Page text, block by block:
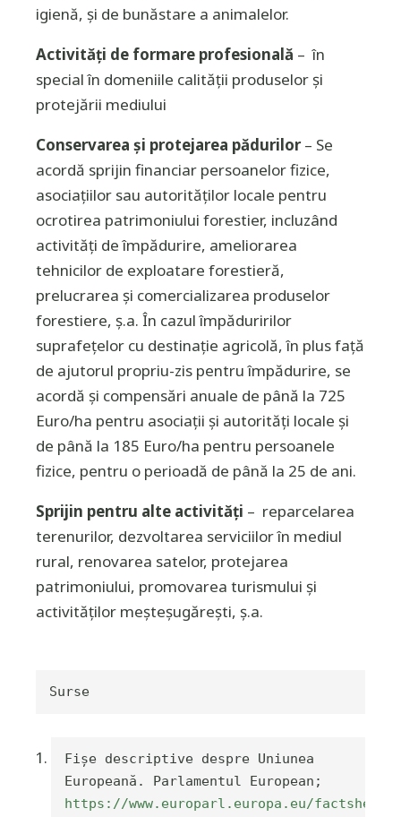
igienă, şi de bunăstare a animalelor.
Activităţi de formare profesională – în
special în domeniile calităţii produselor şi
protejării mediului
Conservarea şi protejarea pădurilor– Se
acordă sprijin financiar persoanelor fizice,
asociaţiilor sau autorităţilor locale pentru
ocrotirea patrimoniului forestier, incluzând
activităţi de împădurire, ameliorarea
tehnicilor de exploatare forestieră,
prelucrarea şi comercializarea produselor
forestiere, ş.a. În cazul împăduririlor
suprafeţelor cu destinaţie agricolă, în plus faţă
de ajutorul propriu-zis pentru împădurire, se
acordă şi compensări anuale de până la 725
Euro/ha pentru asociaţii şi autorităţi locale şi
de până la 185 Euro/ha pentru persoanele
fizice, pentru o perioadă de până la 25 de ani.
Sprijin pentru alte activităţi – reparcelarea
terenurilor, dezvoltarea serviciilor în mediul
rural, renovarea satelor, protejarea
patrimoniului, promovarea turismului şi
activităţilor meşteşugăreşti, ş.a.
Surse
Fișe descriptive despre Uniunea
https://www.europarl.europa.eu/